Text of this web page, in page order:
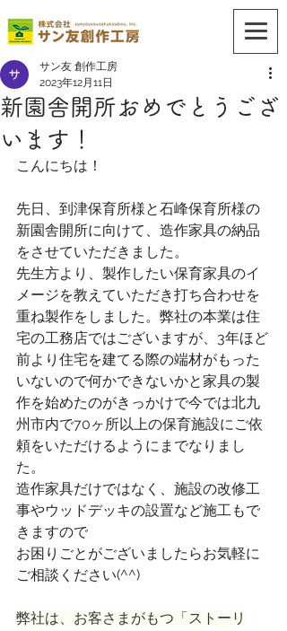
新園舎開所おめでとうござ
います！
サン友 創作工房
2023年12月11日
こんにちは！
先日、到津保育所様と石峰保育所様の
新園舎開所に向けて、造作家具の納品
をさせていただきました。
先生方より、製作したい保育家具のイ
メージを教えていただき打ち合わせを
重ね製作をしました。弊社の本業は住
宅の工務店ではございますが、3年ほど
前より住宅を建てる際の端材がもった
いないので何かできないかと家具の製
作を始めたのがきっかけで今では北九
州市内で70ヶ所以上の保育施設にご依
頼をいただけるようにまでなりまし
た。
造作家具だけではなく、施設の改修工
事やウッドデッキの設置など施工もで
きますので
お困りごとがございましたらお気軽に
ご相談ください(^^)
弊社は、お客さまがもつ「ストーリ